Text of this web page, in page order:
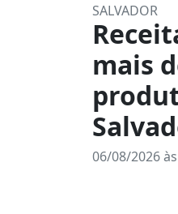
SALVADOR
mais
06/08/2026